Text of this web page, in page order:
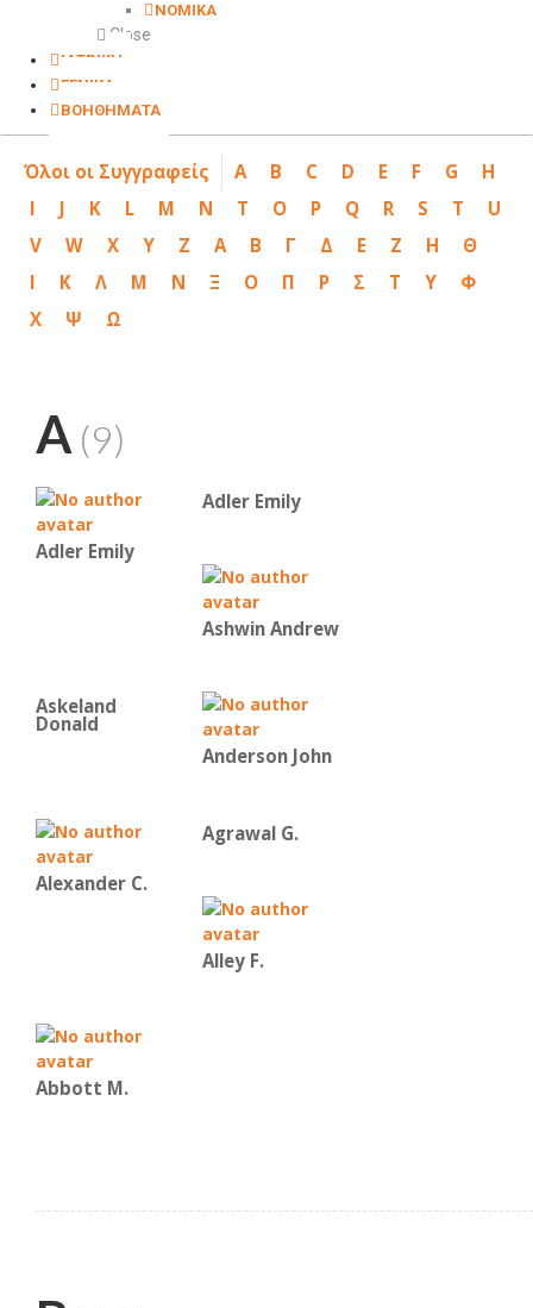
ΝΟΜΙΚΑ
Close
ΙΑΤΡΙΚΗ
ΓΕΝΙΚΑ
ΒΟΗΘΗΜΑΤΑ
Όλοι οι Συγγραφείς A B C D E F G
H
I
J K L M N T O P Q R S T
U
V
W X Y Z Α Β Γ Δ Ε Ζ Η
Θ
Ι
Κ Λ Μ Ν Ξ Ο Π Ρ Σ Τ Υ
Φ
Χ
Ψ Ω
A (9)
Adler Emily
Adler Emily
Ashwin Andrew
Askeland
Donald
Anderson John
Alexander C.
Agrawal G.
Alley F.
Abbott M.